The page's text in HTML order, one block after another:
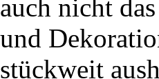
auch nicht
und
stückweit